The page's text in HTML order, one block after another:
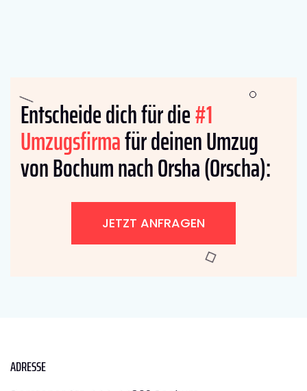
Entscheide dich für die#1
Umzugsfirmafür deinen Umzug
von Bochum nach Orsha (Orscha):
JETZT ANFRAGEN
ADRESSE